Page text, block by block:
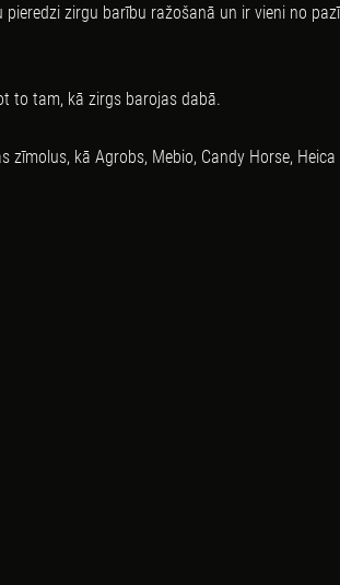
zirgu barību ražošanā un ir vieni no
to tam, kā zirgs barojas dabā.
kā Agrobs, Mebio, Candy Horse, Heica